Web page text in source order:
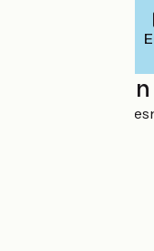
Localisation
273 avenue